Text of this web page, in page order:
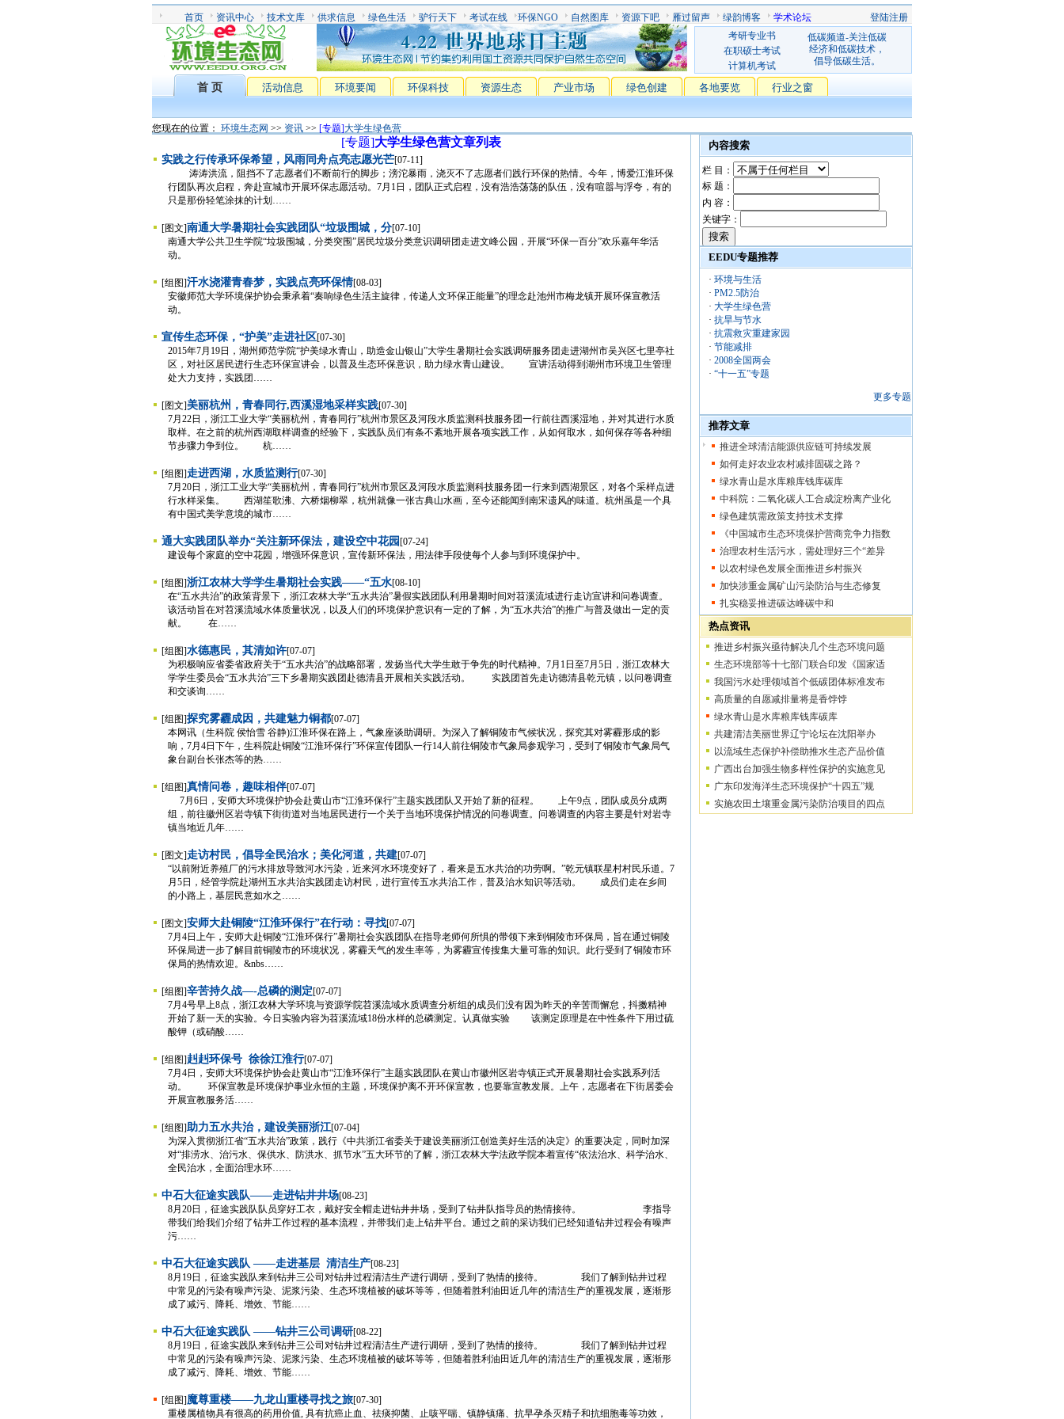
首页 资讯中心 技术文库 供求信息 绿色生活 驴行天下 考试在线 环保NGO 自然图库 资源下吧 雁过留声 绿韵博客 学术论坛
登陆注册
考研专业书
在职硕士考试
计算机考试
低碳频道-关注低碳
经济和低碳技术，
倡导低碳生活。
首 页 活动信息 环境要闻 环保科技 资源生态 产业市场 绿色创建 各地要览 行业之窗
您现在的位置： 环境生态网 >> 资讯 >> [专题]大学生绿色营
[专题]大学生绿色营文章列表
实践之行传承环保希望，风雨同舟点亮志愿光芒[07-11]
涛涛洪流，阻挡不了志愿者们不断前行的脚步；滂沱暴雨，浇灭不了志愿者们践行环保的热情。今年，博爱江淮环保
行团队再次启程，奔赴宣城市开展环保志愿活动。7月1日，团队正式启程，没有浩浩荡荡的队伍，没有喧嚣与浮夸，有的
只是那份轻笔涂抹的计划……
[图文]南通大学暑期社会实践团队“垃圾围城，分[07-10]
南通大学公共卫生学院“垃圾围城，分类突围”居民垃圾分类意识调研团走进文峰公园，开展“环保一百分”欢乐嘉年华活
动。
[组图]汗水浇灌青春梦，实践点亮环保情[08-03]
安徽师范大学环境保护协会秉承着“奏响绿色生活主旋律，传递人文环保正能量”的理念赴池州市梅龙镇开展环保宣教活
动。
宣传生态环保，“护美”走进社区[07-30]
2015年7月19日，湖州师范学院“护美绿水青山，助造金山银山”大学生暑期社会实践调研服务团走进湖州市吴兴区七里亭社
区，对社区居民进行生态环保宣讲会，以普及生态环保意识，助力绿水青山建设。 宣讲活动得到湖州市环境卫生管理
处大力支持，实践团……
[图文]美丽杭州，青春同行,西溪湿地采样实践[07-30]
7月22日，浙江工业大学“美丽杭州，青春同行”杭州市景区及河段水质监测科技服务团一行前往西溪湿地，并对其进行水质
取样。在之前的杭州西湖取样调查的经验下，实践队员们有条不紊地开展各项实践工作，从如何取水，如何保存等各种细
节步骤力争到位。 杭……
[组图]走进西湖，水质监测行[07-30]
7月20日，浙江工业大学“美丽杭州，青春同行”杭州市景区及河段水质监测科技服务团一行来到西湖景区，对各个采样点进
行水样采集。 西湖笙歌沸、六桥烟柳翠，杭州就像一张古典山水画，至今还能闻到南宋遗风的味道。杭州虽是一个具
有中国式美学意境的城市……
通大实践团队举办“关注新环保法，建设空中花园 [07-24]
建设每个家庭的空中花园，增强环保意识，宣传新环保法，用法律手段使每个人参与到环境保护中。
[组图]浙江农林大学学生暑期社会实践——“五水[08-10]
在“五水共治”的政策背景下，浙江农林大学“五水共治”暑假实践团队利用暑期时间对苕溪流域进行走访宣讲和问卷调查。
该活动旨在对苕溪流域水体质量状况，以及人们的环境保护意识有一定的了解，为“五水共治”的推广与普及做出一定的贡
献。 在……
[组图]水德惠民，其清如许[07-07]
为积极响应省委省政府关于“五水共治”的战略部署，发扬当代大学生敢于争先的时代精神。7月1日至7月5日，浙江农林大
学学生委员会“五水共治”三下乡暑期实践团赴德清县开展相关实践活动。 实践团首先走访德清县乾元镇，以问卷调查
和交谈询……
[组图]探究雾霾成因，共建魅力铜都[07-07]
本网讯（生科院 侯怡雪 谷静)江淮环保在路上，气象座谈助调研。为深入了解铜陵市气候状况，探究其对雾霾形成的影
响，7月4日下午，生科院赴铜陵“江淮环保行”环保宣传团队一行14人前往铜陵市气象局参观学习，受到了铜陵市气象局气
象台副台长张杰等的热……
[组图]真情问卷，趣味相伴[07-07]
7月6日，安师大环境保护协会赴黄山市“江淮环保行”主题实践团队又开始了新的征程。 上午9点，团队成员分成两
组，前往徽州区岩寺镇下街街道对当地居民进行一个关于当地环境保护情况的问卷调查。问卷调查的内容主要是针对岩寺
镇当地近几年……
[图文]走访村民，倡导全民治水；美化河道，共建[07-07]
“以前附近养殖厂的污水排放导致河水污染，近来河水环境变好了，看来是五水共治的功劳啊。”乾元镇联星村村民乐道。7
月5日，经管学院赴湖州五水共治实践团走访村民，进行宣传五水共治工作，普及治水知识等活动。 成员们走在乡间
的小路上，基层民意如水之……
[图文]安师大赴铜陵“江淮环保行”在行动：寻找[07-07]
7月4日上午，安师大赴铜陵“江淮环保行”暑期社会实践团队在指导老师何所惧的带领下来到铜陵市环保局，旨在通过铜陵
环保局进一步了解目前铜陵市的环境状况，雾霾天气的发生率等，为雾霾宣传搜集大量可靠的知识。此行受到了铜陵市环
保局的热情欢迎。&nbs……
[组图]辛苦持久战—-总磷的测定[07-07]
7月4号早上8点，浙江农林大学环境与资源学院苕溪流域水质调查分析组的成员们没有因为昨天的辛苦而懈怠，抖擞精神
开始了新一天的实验。今日实验内容为苕溪流域18份水样的总磷测定。认真做实验 该测定原理是在中性条件下用过硫
酸钾（或硝酸……
[组图]赳赳环保号 徐徐江淮行[07-07]
7月4日，安师大环境保护协会赴黄山市“江淮环保行”主题实践团队在黄山市徽州区岩寺镇正式开展暑期社会实践系列活
动。 环保宣教是环境保护事业永恒的主题，环境保护离不开环保宣教，也要靠宣教发展。上午，志愿者在下街居委会
开展宣教服务活……
[组图]助力五水共治，建设美丽浙江[07-04]
为深入贯彻浙江省“五水共治”政策，践行《中共浙江省委关于建设美丽浙江创造美好生活的决定》的重要决定，同时加深
对“排涝水、治污水、保供水、防洪水、抓节水”五大环节的了解，浙江农林大学法政学院本着宣传“依法治水、科学治水、
全民治水，全面治理水环……
中石大征途实践队——走进钻井井场[08-23]
8月20日，征途实践队队员穿好工衣，戴好安全帽走进钻井井场，受到了钻井队指导员的热情接待。 李指导
带我们给我们介绍了钻井工作过程的基本流程，并带我们走上钻井平台。通过之前的采访我们已经知道钻井过程会有噪声
污……
中石大征途实践队 ——走进基层 清洁生产[08-23]
8月19日，征途实践队来到钻井三公司对钻井过程清洁生产进行调研，受到了热情的接待。 我们了解到钻井过程
中常见的污染有噪声污染、泥浆污染、生态环境植被的破坏等等，但随着胜利油田近几年的清洁生产的重视发展，逐渐形
成了减污、降耗、增效、节能……
中石大征途实践队 ——钻井三公司调研[08-22]
8月19日，征途实践队来到钻井三公司对钻井过程清洁生产进行调研，受到了热情的接待。 我们了解到钻井过程
中常见的污染有噪声污染、泥浆污染、生态环境植被的破坏等等，但随着胜利油田近几年的清洁生产的重视发展，逐渐形
成了减污、降耗、增效、节能……
[组图]魔尊重楼——九龙山重楼寻找之旅[07-30]
重楼属植物具有很高的药用价值, 具有抗癌止血、祛痰抑菌、止咳平喘、镇静镇痛、抗早孕杀灭精子和抗细胞毒等功效，
内容搜索
栏 目：
标 题：
内 容：
关键字：
EEDU专题推荐
· 环境与生活
· PM2.5防治
· 大学生绿色营
· 抗旱与节水
· 抗震救灾重建家园
· 节能减排
· 2008全国两会
· “十一五”专题
更多专题
推荐文章
推进全球清洁能源供应链可持续发展
如何走好农业农村减排固碳之路？
绿水青山是水库粮库钱库碳库
中科院：二氧化碳人工合成淀粉离产业化
绿色建筑需政策支持技术支撑
《中国城市生态环境保护营商竞争力指数
治理农村生活污水，需处理好三个“差异
以农村绿色发展全面推进乡村振兴
加快涉重金属矿山污染防治与生态修复
扎实稳妥推进碳达峰碳中和
热点资讯
推进乡村振兴亟待解决几个生态环境问题
生态环境部等十七部门联合印发《国家适
我国污水处理领域首个低碳团体标准发布
高质量的自愿减排量将是香饽饽
绿水青山是水库粮库钱库碳库
共建清洁美丽世界辽宁论坛在沈阳举办
以流域生态保护补偿助推水生态产品价值
广西出台加强生物多样性保护的实施意见
广东印发海洋生态环境保护“十四五”规
实施农田土壤重金属污染防治项目的四点